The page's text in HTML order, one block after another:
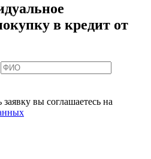
в кредит от
вы соглашаетесь на